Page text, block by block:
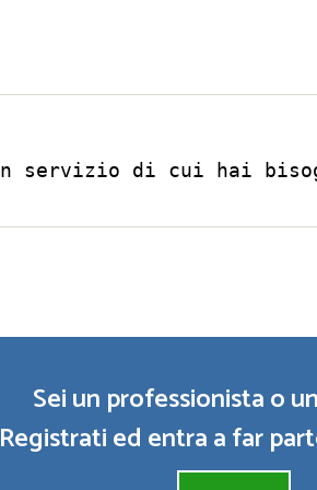
servizio di cui hai
Sei un professionista o
Registrati ed entra a far